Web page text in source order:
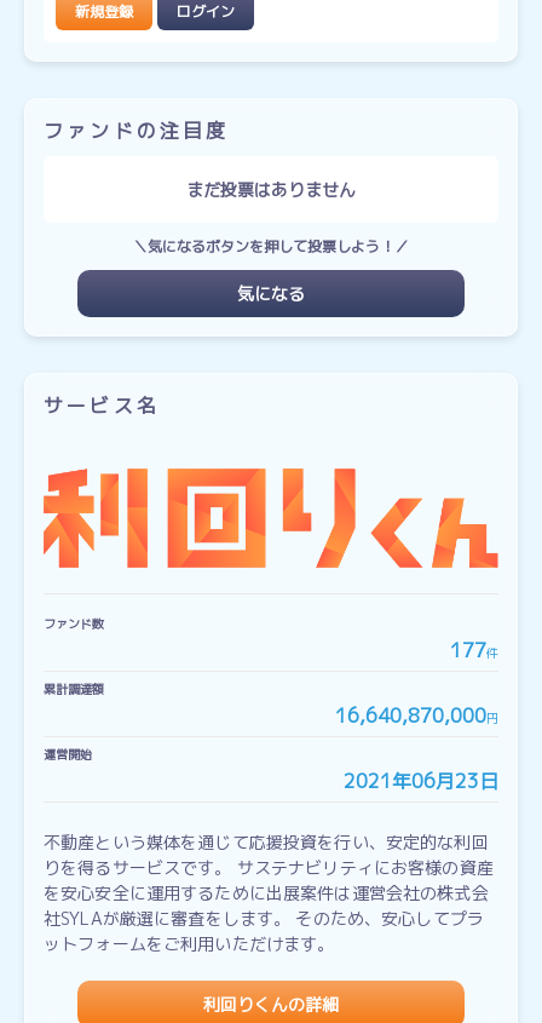
新規登録 ログイン
ファンドの注目度
まだ投票はありません
＼気になるボタンを押して投票しよう！／
気になる
サービス名
ファンド数
177件
累計調達額
16,640,870,000円
運営開始
2021年06月23日
不動産という媒体を通じて応援投資を行い、安定的な利回
りを得るサービスです。 サステナビリティにお客様の資産
を安心安全に運用するために出展案件は運営会社の株式会
社SYLAが厳選に審査をします。 そのため、安心してプラ
ットフォームをご利用いただけます。
利回りくんの詳細